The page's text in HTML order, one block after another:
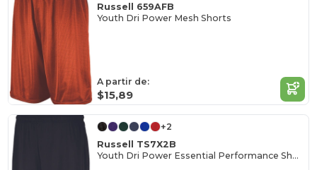
Russell 659AFB
Youth Dri Power Mesh Shorts
A partir de:
$15,89
+2
Russell TS7X2B
Youth Dri Power Essential Performance Short With Pockets